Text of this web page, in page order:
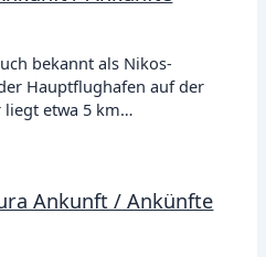
bekannt als Nikos-
Hauptflughafen auf der
liegt etwa 5 km…
Ankunft / Ankünfte